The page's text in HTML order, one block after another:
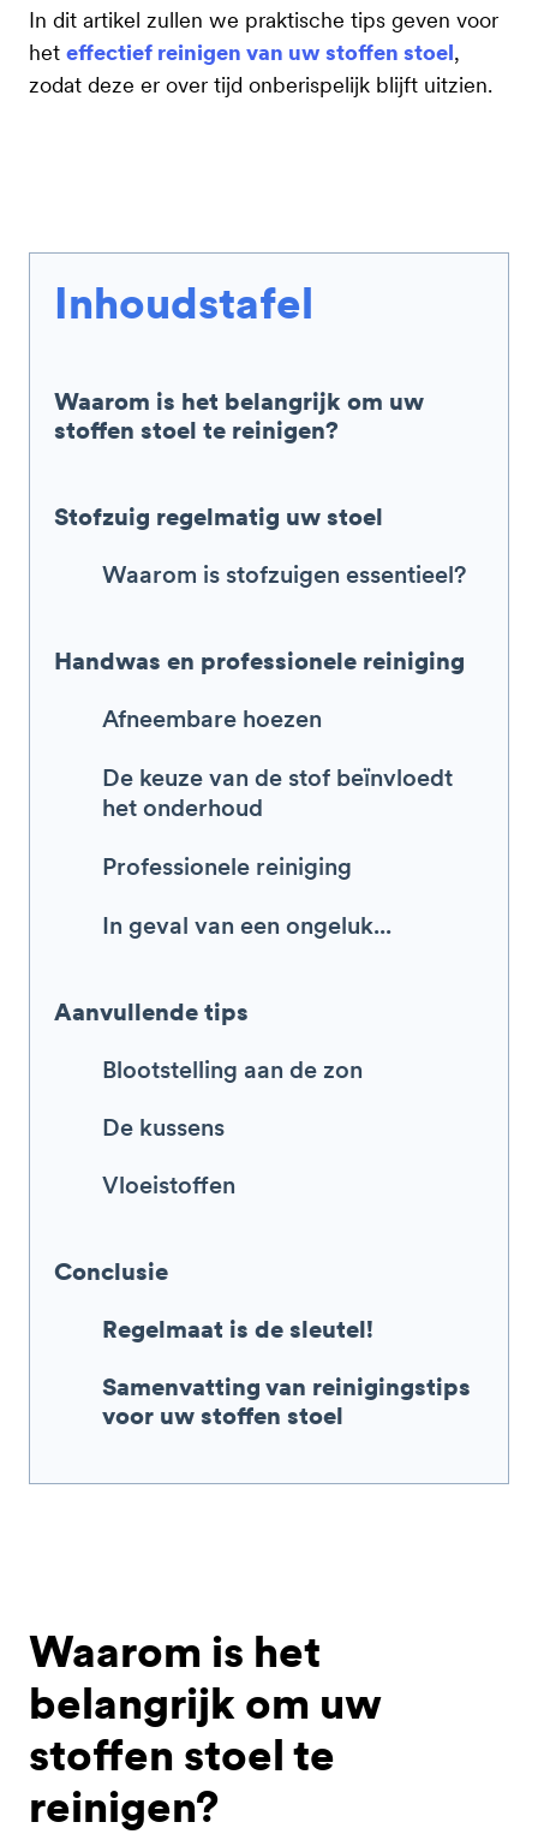
In dit artikel zullen we praktische tips geven voor
het effectief reinigen van uw stoffen stoel,
zodat deze er over tijd onberispelijk blijft uitzien.
Inhoudstafel
Waarom is het belangrijk om uw
stoffen stoel te reinigen?
Stofzuig regelmatig uw stoel
Waarom is stofzuigen essentieel?
Handwas en professionele reiniging
Afneembare hoezen
De keuze van de stof beïnvloedt
het onderhoud
Professionele reiniging
In geval van een ongeluk...
Aanvullende tips
Blootstelling aan de zon
De kussens
Vloeistoffen
Conclusie
Regelmaat is de sleutel!
Samenvatting van reinigingstips
voor uw stoffen stoel
Waarom is het
belangrijk om uw
stoffen stoel te
reinigen?